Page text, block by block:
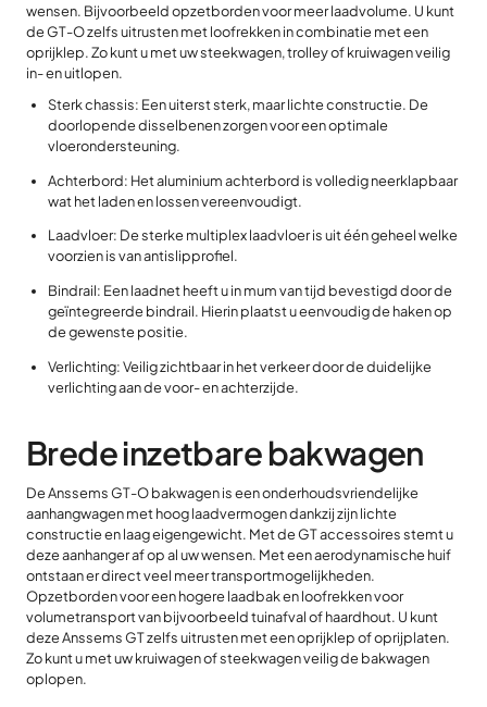
wensen. Bijvoorbeeld opzetborden voor meer laadvolume. U kunt
de GT-O zelfs uitrusten met loofrekken in combinatie met een
oprijklep. Zo kunt u met uw steekwagen, trolley of kruiwagen veilig
in- en uitlopen.
Sterk chassis: Een uiterst sterk, maar lichte constructie. De
doorlopende disselbenen zorgen voor een optimale
vloerondersteuning.
Achterbord: Het aluminium achterbord is volledig neerklapbaar
wat het laden en lossen vereenvoudigt.
Laadvloer: De sterke multiplex laadvloer is uit één geheel welke
voorzien is van antislipprofiel.
Bindrail: Een laadnet heeft u in mum van tijd bevestigd door de
geïntegreerde bindrail. Hierin plaatst u eenvoudig de haken op
de gewenste positie.
Verlichting: Veilig zichtbaar in het verkeer door de duidelijke
verlichting aan de voor- en achterzijde.
Brede inzetbare bakwagen
De Anssems GT-O bakwagen is een onderhoudsvriendelijke
aanhangwagen met hoog laadvermogen dankzij zijn lichte
constructie en laag eigengewicht. Met de GT accessoires stemt u
deze aanhanger af op al uw wensen. Met een aerodynamische huif
ontstaan er direct veel meer transportmogelijkheden.
Opzetborden voor een hogere laadbak en loofrekken voor
volumetransport van bijvoorbeeld tuinafval of haardhout. U kunt
deze Anssems GT zelfs uitrusten met een oprijklep of oprijplaten.
Zo kunt u met uw kruiwagen of steekwagen veilig de bakwagen
oplopen.